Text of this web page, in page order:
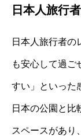
日本人旅行
日本人旅行者の
も安心して過ご
すい」といった
日本の公園と比
スペースがあり